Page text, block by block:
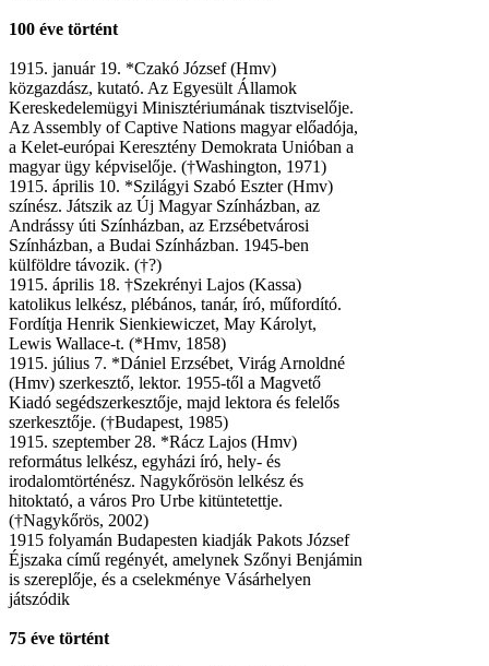
100 éve történt
1915. január 19. *Czakó József (Hmv)
közgazdász, kutató. Az Egyesült Államok
Kereskedelemügyi Minisztériumának tisztviselője.
Az Assembly of Captive Nations magyar előadója,
a Kelet-európai Keresztény Demokrata Unióban a
magyar ügy képviselője. (†Washington, 1971)
1915. április 10. *Szilágyi Szabó Eszter (Hmv)
színész. Játszik az Új Magyar Színházban, az
Andrássy úti Színházban, az Erzsébetvárosi
Színházban, a Budai Színházban. 1945-ben
külföldre távozik. (†?)
1915. április 18. †Szekrényi Lajos (Kassa)
katolikus lelkész, plébános, tanár, író, műfordító.
Fordítja Henrik Sienkiewiczet, May Károlyt,
Lewis Wallace-t. (*Hmv, 1858)
1915. július 7. *Dániel Erzsébet, Virág Arnoldné
(Hmv) szerkesztő, lektor. 1955-től a Magvető
Kiadó segédszerkesztője, majd lektora és felelős
szerkesztője. (†Budapest, 1985)
1915. szeptember 28. *Rácz Lajos (Hmv)
református lelkész, egyházi író, hely- és
irodalomtörténész. Nagykőrösön lelkész és
hitoktató, a város Pro Urbe kitüntetettje.
(†Nagykőrös, 2002)
1915 folyamán Budapesten kiadják Pakots József
Éjszaka című regényét, amelynek Szőnyi Benjámin
is szereplője, és a cselekménye Vásárhelyen
játszódik
75 éve történt